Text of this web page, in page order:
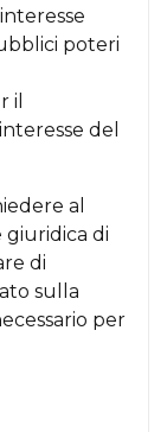
poteri
il
del
al
giuridica di
di
sulla
per